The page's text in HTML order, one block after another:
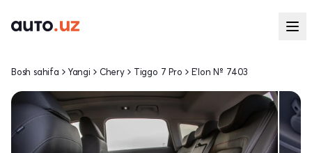
Bosh sahifa Yangi Chery Tiggo 7 Pro E'lon № 7403